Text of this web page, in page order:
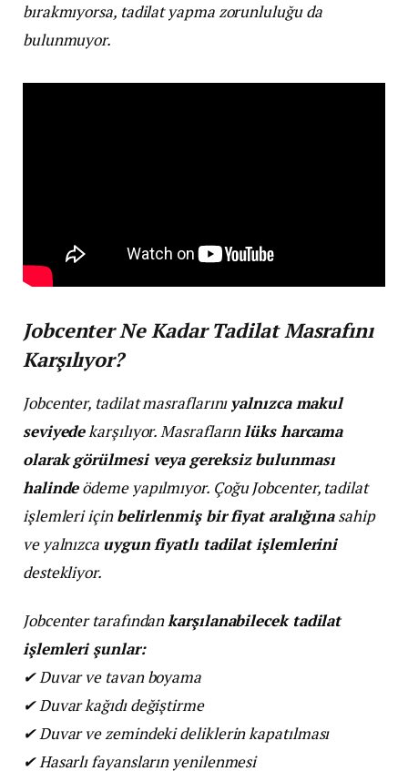
bırakmıyorsa, tadilat yapma zorunluluğu da
bulunmuyor.
Jobcenter Ne Kadar Tadilat Masrafını
Karşılıyor?
Jobcenter, tadilat masraflarını yalnızca makul
seviyedekarşılıyor. Masraflarınlüks harcama
olarak görülmesi veya gereksiz bulunması
halindeödeme yapılmıyor. Çoğu Jobcenter, tadilat
işlemleri içinbelirlenmiş bir fiyat aralığınasahip
ve yalnızca uygun fiyatlı tadilat işlemlerini
destekliyor.
Jobcenter tarafındankarşılanabilecek tadilat
işlemleri şunlar:
✔Duvar ve tavan boyama
✔Duvar kağıdı değiştirme
✔Duvar ve zemindeki deliklerin kapatılması
✔Hasarlı fayansların yenilenmesi